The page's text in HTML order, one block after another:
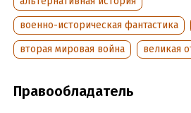
военно-историческая фантастика
вторая мировая война
великая
Правообладатель